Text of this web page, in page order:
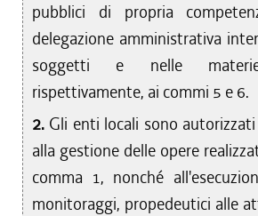
pubblici di propria
delegazione amministrativa
soggetti e nelle
rispettivamente, ai commi 5 e 6.
2. Gli enti locali sono
alla gestione delle opere
comma 1, nonché
monitoraggi, propedeutici alle